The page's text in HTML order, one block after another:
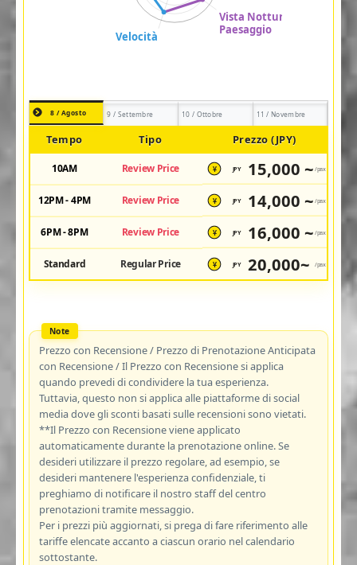
8 / Agosto 9 / Settembre 10 / Ottobre 11 / Novembre
Tempo Tipo Prezzo (JPY)
10AM Review Price ¥ JPY 15,000 ~ /pax
12PM - 4PM Review Price ¥ JPY 14,000 ~ /pax
6PM - 8PM Review Price ¥ JPY 16,000 ~ /pax
Standard Regular Price ¥ JPY 20,000~ /pax
Prezzo con Recensione / Prezzo di Prenotazione Anticipata
con Recensione / Il Prezzo con Recensione si applica
quando prevedi di condividere la tua esperienza.
Tuttavia, questo non si applica alle piattaforme di social
media dove gli sconti basati sulle recensioni sono vietati.
**Il Prezzo con Recensione viene applicato
automaticamente durante la prenotazione online. Se
desideri utilizzare il prezzo regolare, ad esempio, se
desideri mantenere l'esperienza confidenziale, ti
preghiamo di notificare il nostro staff del centro
prenotazioni tramite messaggio.
Per i prezzi più aggiornati, si prega di fare riferimento alle
tariffe elencate accanto a ciascun orario nel calendario
sottostante.